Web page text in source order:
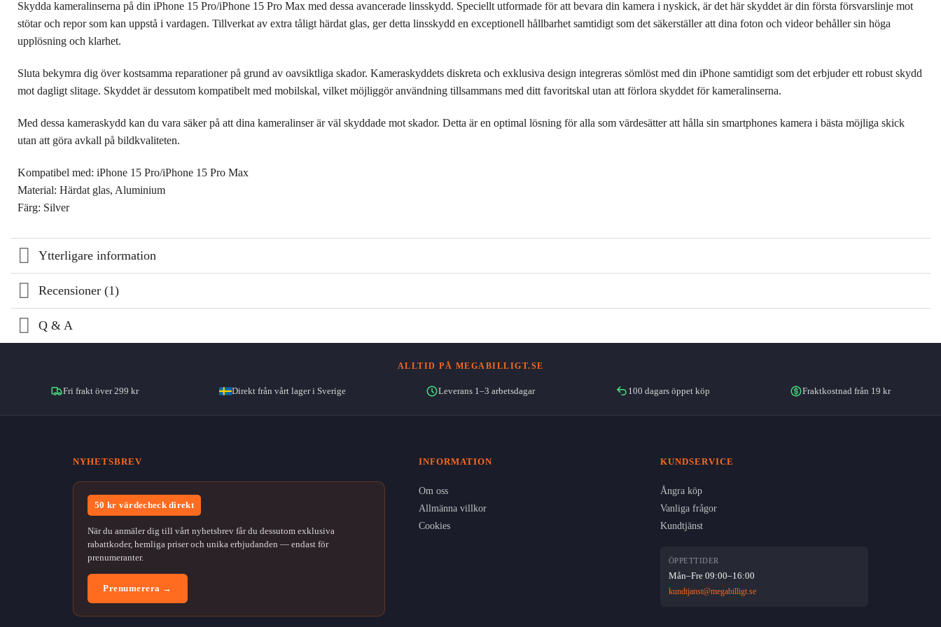
Skydda kameralinserna på din iPhone 15 Pro/iPhone 15 Pro Max med dessa avancerade linsskydd. Speciellt utformade för att bevara din kamera i nyskick, är det här skyddet är din första försvarslinje mot
stötar och repor som kan uppstå i vardagen. Tillverkat av extra tåligt härdat glas, ger detta linsskydd en exceptionell hållbarhet samtidigt som det säkerställer att dina foton och videor behåller sin höga
upplösning och klarhet.
Sluta bekymra dig över kostsamma reparationer på grund av oavsiktliga skador. Kameraskyddets diskreta och exklusiva design integreras sömlöst med din iPhone samtidigt som det erbjuder ett robust skydd
mot dagligt slitage. Skyddet är dessutom kompatibelt med mobilskal, vilket möjliggör användning tillsammans med ditt favoritskal utan att förlora skyddet för kameralinserna.
Med dessa kameraskydd kan du vara säker på att dina kameralinser är väl skyddade mot skador. Detta är en optimal lösning för alla som värdesätter att hålla sin smartphones kamera i bästa möjliga skick
utan att göra avkall på bildkvaliteten.
Kompatibel med: iPhone 15 Pro/iPhone 15 Pro Max
Material: Härdat glas, Aluminium
Färg: Silver
Ytterligare information
Recensioner (1)
Q & A
ALLTID PÅ MEGABILLIGT.SE
Fri frakt över 299 kr Direkt från vårt lager i Sverige Leverans 1–3 arbetsdagar 100 dagars öppet köp Fraktkostnad från 19 kr
NYHETSBREV
50 kr värdecheck direkt
När du anmäler dig till vårt nyhetsbrev får du dessutom exklusiva
rabattkoder, hemliga priser och unika erbjudanden — endast för
prenumeranter.
Prenumerera →
INFORMATION
Om oss
Allmänna villkor
Cookies
KUNDSERVICE
Ångra köp
Vanliga frågor
Kundtjänst
ÖPPETTIDER
Mån–Fre 09:00–16:00
kundtjanst@megabilligt.se